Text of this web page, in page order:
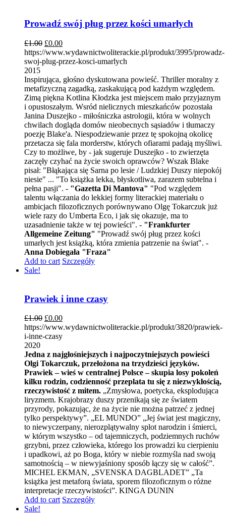
Prowadź swój pług przez kości umarłych
£1.00 £0.00
https://www.wydawnictwoliterackie.pl/produkt/3995/prowadz-
swoj-plug-przez-kosci-umarlych
2015
Inspirująca, głośno dyskutowana powieść. Thriller moralny z
metafizyczną zagadką, zaskakującą pod każdym względem.
Zimą piękna Kotlina Kłodzka jest miejscem mało przyjaznym
i opustoszałym. Wsród nielicznych mieszkańców pozostała
Janina Duszejko - miłośniczka astrologii, która w wolnych
chwilach dogląda domów nieobecnych sąsiadów i tłumaczy
poezję Blake'a. Niespodziewanie przez tę spokojną okolicę
przetacza się fala morderstw, których ofiarami padają myśliwi.
Czy to możliwe, by - jak sugeruje Duszejko - to zwierzęta
zaczęły czyhać na życie swoich oprawców? Wszak Blake
pisał: "Błąkająca się Sarna po lesie / Ludzkiej Duszy niepokój
niesie" ... "To książka lekka, błyskotliwa, zarazem subtelna i
pełna pasji". - "Gazetta Di Mantova" "Pod względem
talentu włączania do lekkiej formy literackiej materiału o
ambicjach filozoficznych porównywano Olgę Tokarczuk już
wiele razy do Umberta Eco, i jak się okazuje, ma to
uzasadnienie także w tej powieści". - "Frankfurter
Allgemeine Zeitung" "Prowadź swój pług przez kości
umarłych jest książką, która zmienia patrzenie na świat". -
Anna Dobiegała "Fraza"
Add to cart Szczegóły
Sale!
Prawiek i inne czasy
£1.00 £0.00
https://www.wydawnictwoliterackie.pl/produkt/3820/prawiek-
i-inne-czasy
2020
Jedna z najgłośniejszych i najpoczytniejszych powieści
Olgi Tokarczuk, przełożona na trzydzieści języków.
Prawiek – wieś w centralnej Polsce – skupia losy pokoleń
kilku rodzin, codzienność przeplata tu się z niezwykłością,
rzeczywistość z mitem. „Zmysłowa, poetycka, eksplodująca
liryzmem. Krajobrazy duszy przenikają się ze światem
przyrody, pokazując, że na życie nie można patrzeć z jednej
tylko perspektywy”. „EL MUNDO” „Jej świat jest magiczny,
to niewyczerpany, nierozplątywalny splot narodzin i śmierci,
w którym wszystko – od tajemniczych, podziemnych ruchów
grzybni, przez człowieka, którego los prowadzi ku cierpieniu
i upadkowi, aż po Boga, który w niebie rozmyśla nad swoją
samotnością – w niewyjaśniony sposób łączy się w całość”.
MICHEL EKMAN, „SVENSKA DAGBLADET” „Ta
książka jest metaforą świata, sporem filozoficznym o różne
interpretacje rzeczywistości”. KINGA DUNIN
Add to cart Szczegóły
Sale!